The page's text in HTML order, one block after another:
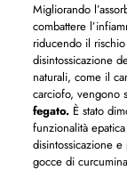
Migliorando
combattere
riducendo il
disintossicazione
naturali, come il
carciofo, vengono
fegato.È stato
funzionalità
disintossicazione
gocce di